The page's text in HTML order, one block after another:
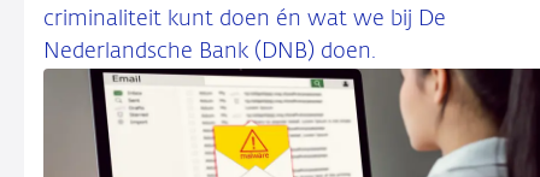
criminaliteit kunt doen én wat we bij De
Nederlandsche Bank (DNB) doen.